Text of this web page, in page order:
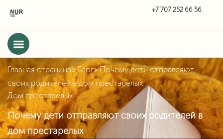
Главная страница»Блог»Почему дети отправляют
своих родителей в дом престарелых
Дом престарелых
Почему дети отправляют своих родителей в
дом престарелых